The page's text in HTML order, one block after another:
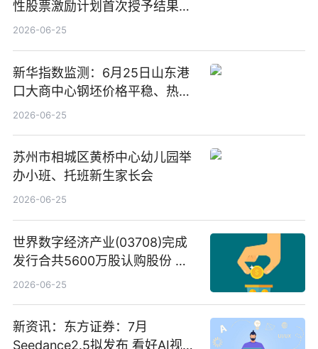
性股票激励计划首次授予结果公
告-微资讯
2026-06-25
新华指数监测：6月25日山东港
口大商中心钢坯价格平稳、热轧
C料价格微幅下跌
2026-06-25
苏州市相城区黄桥中心幼儿园举
办小班、托班新生家长会
2026-06-25
世界数字经济产业(03708)完成
发行合共5600万股认购股份 净
筹约1007万港元 独家焦点
2026-06-25
新资讯：东方证券：7月
Seedance2.5拟发布 看好AI视频